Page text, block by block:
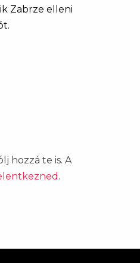
Zabrze elleni
hozzá te is. A
.